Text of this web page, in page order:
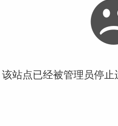
站点已经被管理员停